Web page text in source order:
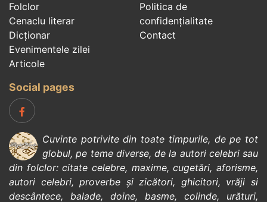
Folclor
Cenaclu literar
Dicționar
Evenimentele zilei
Articole
Politica de
confidenţialitate
Contact
Social pages
Cuvinte potrivite din toate timpurile, de pe tot
globul, pe teme diverse, de la autori celebrisau
din folclor:citate celebre, maxime,cugetări,aforisme,
autori celebri,proverbe și zicători, ghicitori, vrăji si
descântece, balade, doine, basme, colinde, urături,